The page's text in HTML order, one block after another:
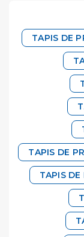
TAPIS DE
TAPIS DE
TAPIS DE